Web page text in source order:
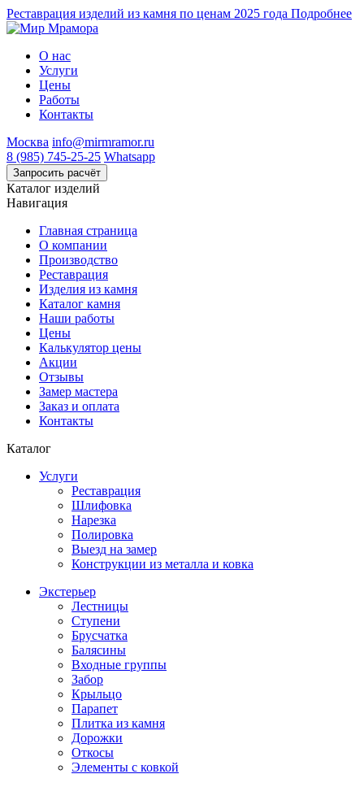
Реставрация изделий из камня по ценам 2025 года Подробнее
О нас
Услуги
Цены
Работы
Контакты
Москва info@mirmramor.ru
8 (985) 745-25-25 Whatsapp
Каталог изделий
Навигация
Главная страница
О компании
Производство
Реставрация
Изделия из камня
Каталог камня
Наши работы
Цены
Калькулятор цены
Акции
Отзывы
Замер мастера
Заказ и оплата
Контакты
Каталог
Услуги
Реставрация
Шлифовка
Нарезка
Полировка
Выезд на замер
Конструкции из металла и ковка
Экстерьер
Лестницы
Ступени
Брусчатка
Балясины
Входные группы
Забор
Крыльцо
Парапет
Плитка из камня
Дорожки
Откосы
Элементы с ковкой